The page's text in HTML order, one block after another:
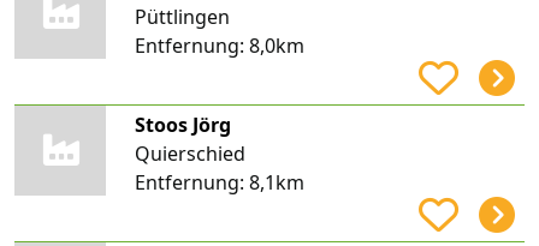
Püttlingen
Entfernung: 8,0km
Stoos Jörg
Quierschied
Entfernung: 8,1km